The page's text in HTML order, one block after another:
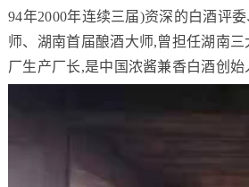
94年2000年连续三届)资深的白酒评
师、湖南首届酿酒大师,曾担任湖南三
厂生产厂长,是中国浓酱兼香白酒创始